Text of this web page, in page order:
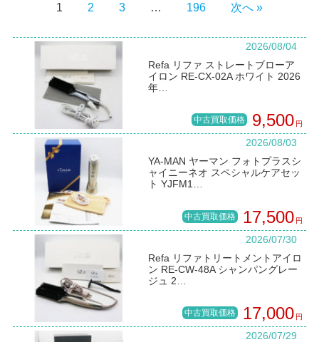
1 2 3 … 196 次へ »
2026/08/04
Refa リファ ストレートブローア
イロン RE-CX-02A ホワイト 2026
年…
中古買取価格 9,500 円
2026/08/03
YA-MAN ヤーマン フォトプラスシ
ャイニーネオ スペシャルケアセッ
ト YJFM1…
中古買取価格 17,500 円
2026/07/30
Refa リファトリートメントアイロ
ン RE-CW-48A シャンパングレー
ジュ 2…
中古買取価格 17,000 円
2026/07/29